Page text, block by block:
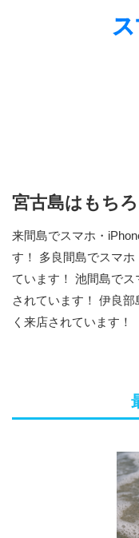
宮古島はもちろ
来間島でスマホ・
す！ 多良間島でスマ
ています！ 池間島で
されています！ 伊良
く来店されています！